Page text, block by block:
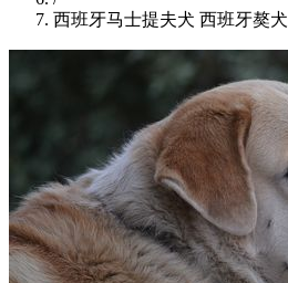
西班牙马士提夫犬 西班牙獒犬